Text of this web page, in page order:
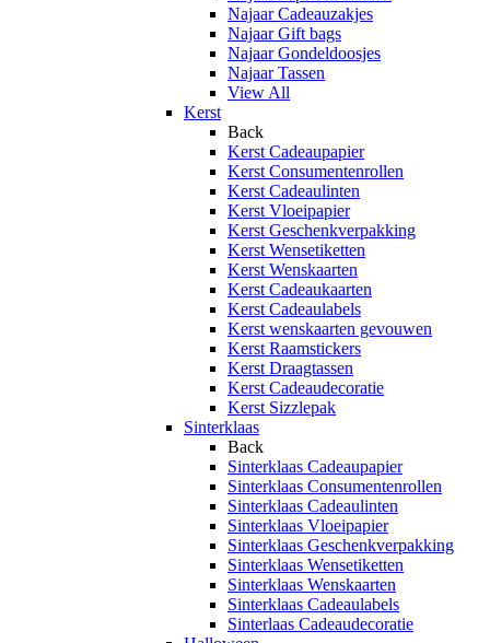
Najaar Cadeauzakjes
Najaar Gift bags
Najaar Gondeldoosjes
Najaar Tassen
View All
Kerst
Back
Kerst Cadeaupapier
Kerst Consumentenrollen
Kerst Cadeaulinten
Kerst Vloeipapier
Kerst Geschenkverpakking
Kerst Wensetiketten
Kerst Wenskaarten
Kerst Cadeaukaarten
Kerst Cadeaulabels
Kerst wenskaarten gevouwen
Kerst Raamstickers
Kerst Draagtassen
Kerst Cadeaudecoratie
Kerst Sizzlepak
Sinterklaas
Back
Sinterklaas Cadeaupapier
Sinterklaas Consumentenrollen
Sinterklaas Cadeaulinten
Sinterklaas Vloeipapier
Sinterklaas Geschenkverpakking
Sinterklaas Wensetiketten
Sinterklaas Wenskaarten
Sinterklaas Cadeaulabels
Sinterlaas Cadeaudecoratie